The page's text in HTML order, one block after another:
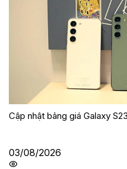
Cập nhật bảng giá Galaxy
03/08/2026